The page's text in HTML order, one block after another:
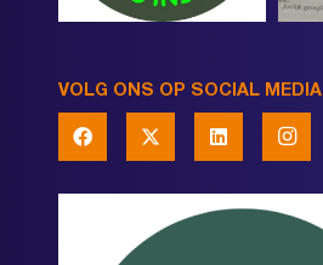
VOLG ONS OP SOCIAL MEDIA